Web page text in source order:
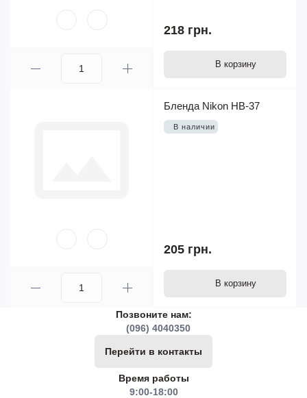
218 грн.
В корзину
Бленда Nikon HB-37
В наличии
205 грн.
В корзину
Позвоните нам:
(096) 4040350
Перейти в контакты
Время работы
9:00-18:00